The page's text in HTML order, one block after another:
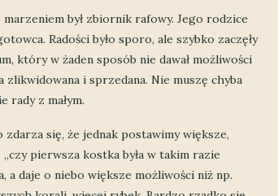
był zbiornik rafowy. Jego rodzice
Radości było sporo, ale szybko zaczęły
który w żaden sposób nie dawał możliwości
i sprzedana. Nie muszę chyba
rady z małym.
się, że jednak postawimy większe,
pierwsza kostka była w takim razie
a daje o niebo większe możliwości niż np.